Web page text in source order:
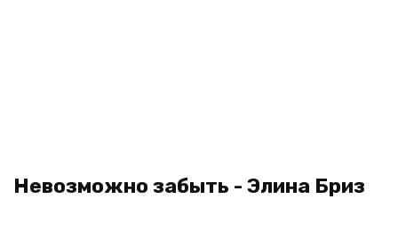
Невозможно забыть - Элина Бриз